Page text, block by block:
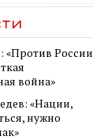
«Против России
война»
«Нации,
нужно